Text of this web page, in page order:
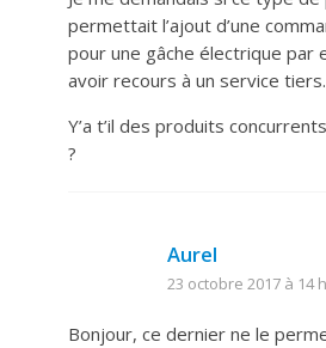
permettait l’ajout d’une
pour une gâche électrique par
avoir recours à un service tiers.
Y’a t’il des produits
?
Aurel
23 octobre 2017 à 14
Bonjour, ce dernier ne le